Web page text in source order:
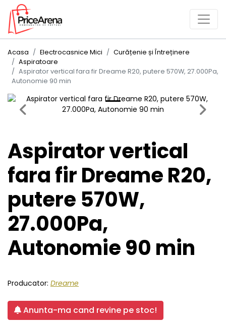
Acasa Electrocasnice Mici
Curățenie și Întreținere
Aspiratoare
Aspirator vertical fara fir Dreame R20, putere 570W, 27.000Pa,
Autonomie 90 min
Previous Next
Aspirator vertical
fara fir Dreame R20,
putere 570W,
27.000Pa,
Autonomie 90 min
Producator: Dreame
Anunta-ma cand revine pe stoc!